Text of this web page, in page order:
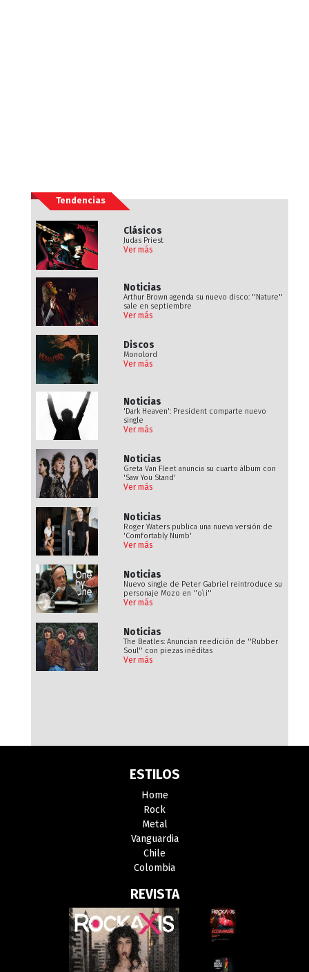
Tendencias
Clásicos
Judas Priest
Ver más
Noticias
Arthur Brown agenda su nuevo disco: ''Nature''
sale en septiembre
Ver más
Discos
Monolord
Ver más
Noticias
'Dark Heaven': President comparte nuevo
single
Ver más
Noticias
Greta Van Fleet anuncia su cuarto álbum con
'Saw You Stand'
Ver más
Noticias
Roger Waters publica una nueva versión de
'Comfortably Numb'
Ver más
Noticias
Nuevo single de Peter Gabriel reintroduce su
personaje Mozo en ''o\i''
Ver más
Noticias
The Beatles: Anuncian reedición de ''Rubber
Soul'' con piezas inéditas
Ver más
ESTILOS
Home
Rock
Metal
Vanguardia
Chile
Colombia
REVISTA